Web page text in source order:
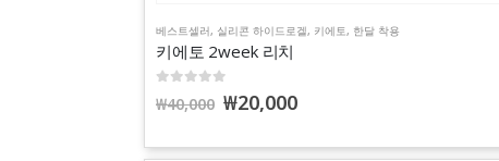
베스트셀러, 실리콘 하이드로겔, 키에토 , 한달 착용
키에토 2week 리치
₩40,000 ₩20,000